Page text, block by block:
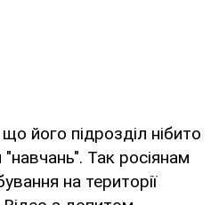
його підрозділ нібито
"навчань". Так росіянам
на території